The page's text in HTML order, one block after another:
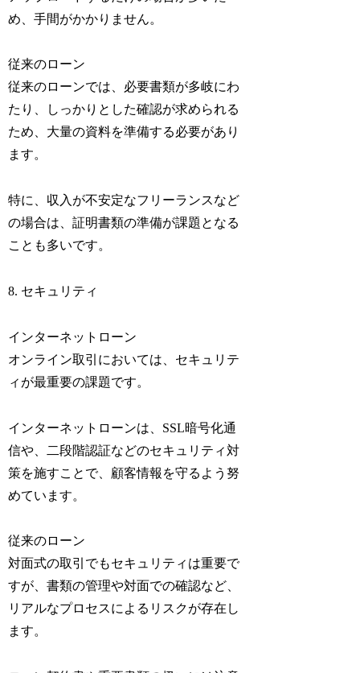
め、手間がかかりません。
従来のローン
従来のローンでは、必要書類が多岐にわ
たり、しっかりとした確認が求められる
ため、大量の資料を準備する必要があり
ます。
特に、収入が不安定なフリーランスなど
の場合は、証明書類の準備が課題となる
ことも多いです。
8. セキュリティ
インターネットローン
オンライン取引においては、セキュリテ
ィが最重要の課題です。
インターネットローンは、SSL暗号化通
信や、二段階認証などのセキュリティ対
策を施すことで、顧客情報を守るよう努
めています。
従来のローン
対面式の取引でもセキュリティは重要で
すが、書類の管理や対面での確認など、
リアルなプロセスによるリスクが存在し
ます。